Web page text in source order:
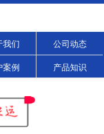
我们 公司动态
案例 产品知识